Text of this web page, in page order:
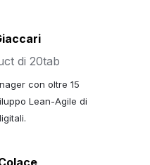
di 20tab
con oltre 15
Lean-Agile di